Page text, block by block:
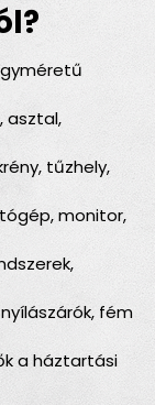
asztal,
tűzhely,
monitor,
fém
a háztartási